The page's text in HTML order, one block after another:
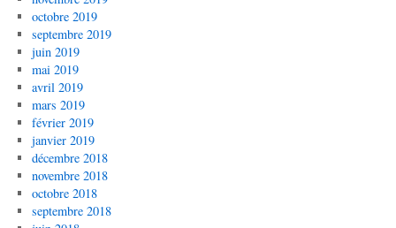
octobre 2019
septembre 2019
juin 2019
mai 2019
avril 2019
mars 2019
février 2019
janvier 2019
décembre 2018
novembre 2018
octobre 2018
septembre 2018